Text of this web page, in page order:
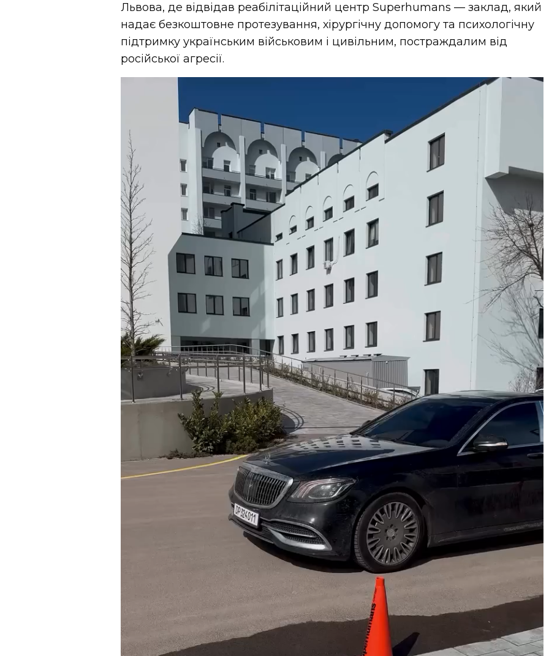
Львова, де відвідав реабілітаційний центр Superhumans — заклад, який
надає безкоштовне протезування, хірургічну допомогу та психологічну
підтримку українським військовим і цивільним, постраждалим від
російської агресії.